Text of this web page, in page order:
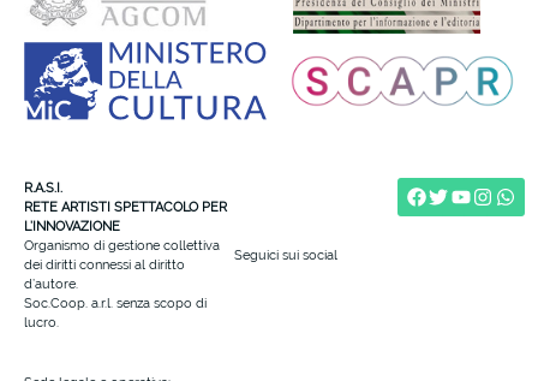
R.A.S.I.
RETE ARTISTI SPETTACOLO PER
L’INNOVAZIONE
Organismo di gestione collettiva
dei diritti connessi al diritto
d’autore.
Soc.Coop. a.r.l. senza scopo di
lucro.
Seguici sui social